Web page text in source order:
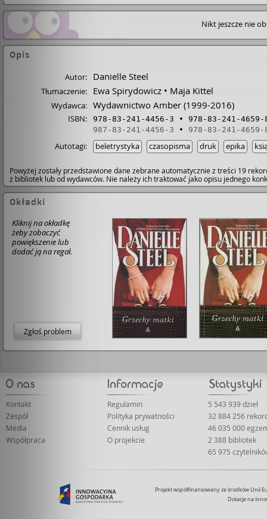
Nikt jeszcze nie
Opis
Autor: Danielle Steel
Tłumaczenie: Ewa Spirydowicz Maja Kittel
Wydawca: Wydawnictwo Amber (1999-2016)
ISBN: 978-83-241-4456-3
978-83-241-4659-
987-83-241-4456-3
978-83-241-4659-
Autotagi: beletrystyka czasopisma druk epika
Powyżej zostały przedstawione dane zebrane automatycznie z treści 19
z bibliotek lub od wydawców. Nie należy ich traktować jako opisu jednego
Okładki
Kliknij na okładkę
żeby zobaczyć
powiększenie lub
dodać ją na regał.
Zgłoś problem
Kontakt
Zespół
Media
Współpraca
Regulamin
Polityka prywatności
Cennik usług
O projekcie
5 543 939 dzieł
32 884 256
46 035 000
2 388 bibliotek
65 975
Projekt współfinansowany ze środków Unii
Dotacje na